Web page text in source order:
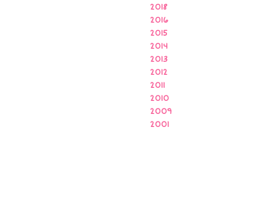
2018
2016
2015
2014
2013
2012
2011
2010
2009
2001